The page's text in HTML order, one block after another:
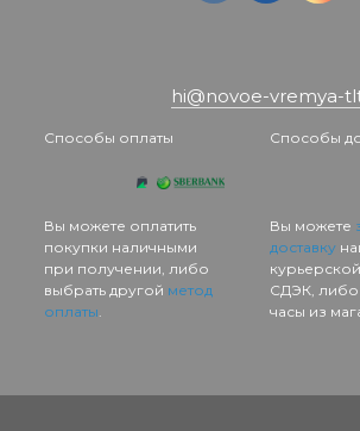
hi@novoe-vremya-
Способы оплаты
Вы можете оплатить
покупки наличными
при получении, либо
выбрать другой метод
оплаты.
Способы
Вы можете
доставку
СДЭК, либо
часы из